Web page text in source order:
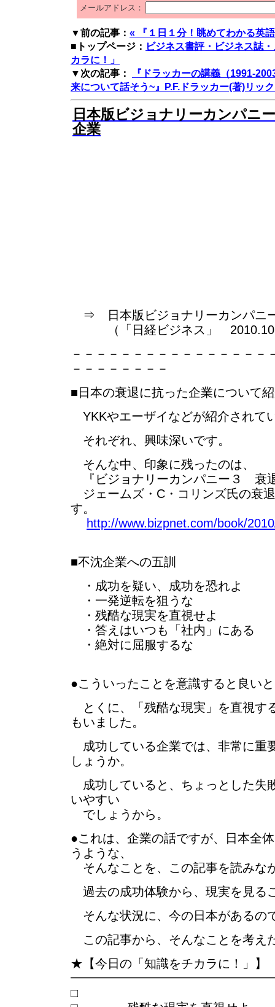
メールアドレス：
▼前の記事： « 『１日１分！眺めてわかる英
■トップページ： ビジネス書評・ビジネス誌
カラに！」
▼次の記事：
『ドラッカーの講義（1991-
来について話そう~』P.F.ドラッカー(著)リッ
日本版ビジョナリーカンパニ
企業
⇒ 日本版ビジョナリーカンパニ
（「日経ビジネス」
－－－－－－－－－－－－－－－－
－－－－－－－－
■日本の衰退に抗った企業について
YKKやエーザイなどが紹介されて
それぞれ、興味深いです。
そんな中、印象に残ったのは、
『ビジョナリーカンパニー３ 衰
ジェームズ・C・コリンズ氏の衰
す。
http://www.bizpnet.com/book/
■不沈企業への五訓
・成功を疑い、成功を恐れよ
・一発逆転を狙うな
・残酷な現実を直視せよ
・答えはいつも「社内」にある
・絶対に屈服するな
●こういったことを意識すると良い
とくに、「残酷な現実」を直視す
もいました。
成功している企業では、非常に重
しょうか。
成功していると、ちょっとした失
いやすい
でしょうから。
●これは、企業の話ですが、日本全
うような、
そんなことを、この記事を読みな
過去の成功体験から、現実を見る
そんな状況に、今の日本があるの
この記事から、そんなことを考え
★【今日の「知識をチカラに！」】